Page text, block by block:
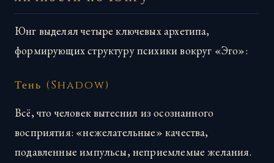
Юнг выделял четыре ключевых архетипа,
формирующих структуру психики вокруг «Эго»:
Тень (Shadow)
Всё, что человек вытеснил из осознанного
восприятия: «нежелательные» качества,
подавленные импульсы, неприемлемые желания.